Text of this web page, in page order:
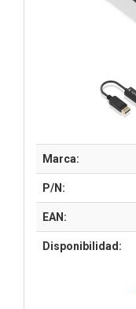
Marca:
P/N:
EAN:
Disponibilidad: